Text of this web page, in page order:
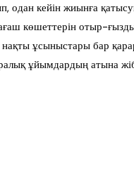
одан кейін жиынға
көшеттерін отыр-
ұсыныстары бар
ұйымдардың атына